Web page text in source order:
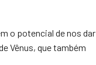
o potencial de nos dar
Vênus, que também